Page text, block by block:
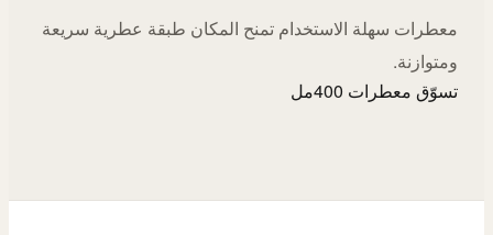
معطرات سهلة الاستخدام تمنح المكان طبقة عطرية سريعة
ومتوازنة.
تسوّق معطرات 400مل